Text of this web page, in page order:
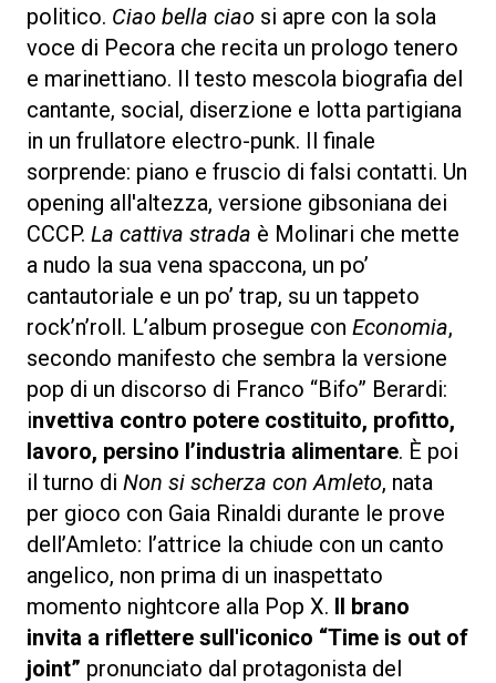
politico. Ciao bella ciao si apre con la sola
voce di Pecora che recita un prologo tenero
e marinettiano. Il testo mescola biografia del
cantante, social, diserzione e lotta partigiana
in un frullatore electro-punk. Il finale
sorprende: piano e fruscio di falsi contatti. Un
opening all'altezza, versione gibsoniana dei
CCCP. La cattiva strada è Molinari che mette
a nudo la sua vena spaccona, un po’
cantautoriale e un po’ trap, su un tappeto
rock’n’roll. L’album prosegue con Economia,
secondo manifesto che sembra la versione
pop di un discorso di Franco “Bifo” Berardi:
invettiva contro potere costituito, profitto,
lavoro, persino l’industria alimentare. È poi
il turno di Non si scherza con Amleto, nata
per gioco con Gaia Rinaldi durante le prove
dell’Amleto: l’attrice la chiude con un canto
angelico, non prima di un inaspettato
momento nightcore alla Pop X. Il brano
invita a riflettere sull'iconico “Time is out of
joint” pronunciato dal protagonista del